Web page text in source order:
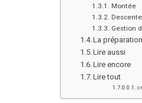
Montée
Descente
Gestion
La
Lire aussi
Lire encore
Lire tout